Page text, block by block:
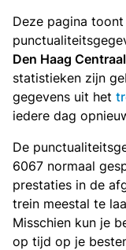
Deze pagina
Den Haag
statistieken zijn
gegevens uit het
iedere dag
De
6067 normaal
prestaties in de
trein meestal te
Misschien kun je
op tijd op je